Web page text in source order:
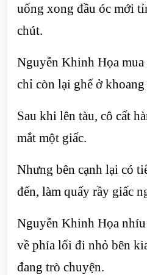
uống xong đầu óc mới
chút.
Nguyễn Khinh Họa
chỉ còn lại ghế ở khoang
Sau khi lên tàu, cô cất
mắt một giấc.
Nhưng bên cạnh lại có
đến, làm quấy rầy giấc
Nguyễn Khinh Họa
về phía lối đi nhỏ bên
đang trò chuyện.